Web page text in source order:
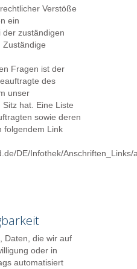
Verstöße
ein
der zuständigen
Zuständige
Fragen ist der
des
unser
hat. Eine Liste
sowie deren
folgendem Link
DE/Infothek/Anschriften_Links/
Daten, die wir auf
oder in
automatisiert